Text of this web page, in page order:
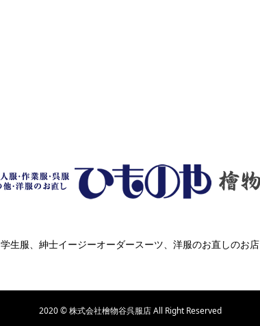
学生服、紳士イージーオーダースーツ、洋服のお直しのお店
2020 © 株式会社檜物谷呉服店 All Right Reserved